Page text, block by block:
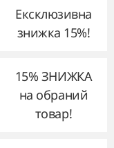
Ексклюзивна
знижка 15%!
15% ЗНИЖКА
на обраний
товар!